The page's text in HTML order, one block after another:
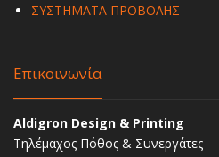
ΣΥΣΤΗΜΑΤΑ ΠΡΟΒΟΛΗΣ
Επικοινωνία
Aldigron Design & Printing
Τηλέμαχος Πόθος & Συνεργάτες